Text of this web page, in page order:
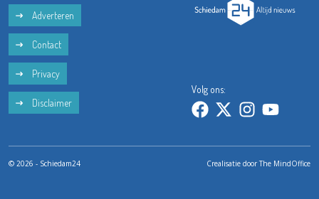
Adverteren
Contact
Privacy
Disclaimer
Volg ons:
© 2026 - Schiedam24 Crealisatie doorThe MindOffice